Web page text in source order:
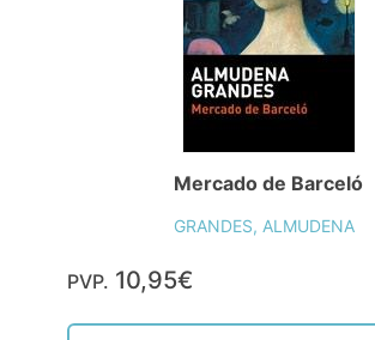
Mercado de Barceló
GRANDES, ALMUDENA
PVP. 10,95€